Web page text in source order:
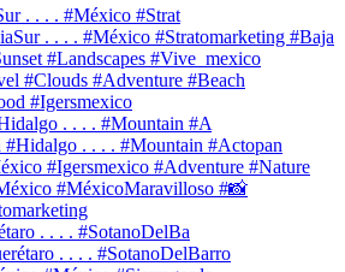
. . . . #México #Strat
. . . . #Mountain #A
. . . . #SotanoDelBa